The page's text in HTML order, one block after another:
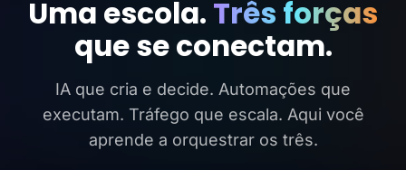
Uma escola. Três forças
que se conectam.
IA que cria e decide. Automações que
executam. Tráfego que escala. Aqui você
aprende a orquestrar os três.